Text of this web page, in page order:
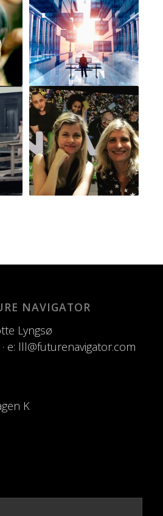
NAVIGATOR
Lyngsø
e: lll@futurenavigator.com
K